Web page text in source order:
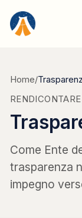
Home/
RENDICONTARE
Come Ente
trasparenza
impegno